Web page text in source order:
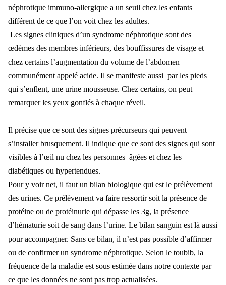
néphrotique immuno-allergique a un seuil chez les enfants
différent de ce que l’on voit chez les adultes.
Les signes cliniques d’un syndrome néphrotique sont des
œdèmes des membres inférieurs, des bouffissures de visage et
chez certains l’augmentation du volume de l’abdomen
communément appelé acide. Il se manifeste aussi par les pieds
qui s’enflent, une urine mousseuse. Chez certains, on peut
remarquer les yeux gonflés à chaque réveil.
Il précise que ce sont des signes précurseurs qui peuvent
s’installer brusquement. Il indique que ce sont des signes qui sont
visibles à l’œil nu chez les personnes âgées et chez les
diabétiques ou hypertendues.
Pour y voir net, il faut un bilan biologique qui est le prélèvement
des urines. Ce prélèvement va faire ressortir soit la présence de
protéine ou de protéinurie qui dépasse les 3g, la présence
d’hématurie soit de sang dans l’urine. Le bilan sanguin est là aussi
pour accompagner. Sans ce bilan, il n’est pas possible d’affirmer
ou de confirmer un syndrome néphrotique. Selon le toubib, la
fréquence de la maladie est sous estimée dans notre contexte par
ce que les données ne sont pas trop actualisées.